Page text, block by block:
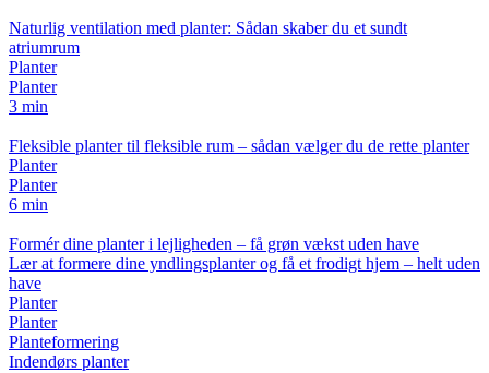
Naturlig ventilation med planter: Sådan skaber du et sundt
atriumrum
Planter
Planter
3 min
Fleksible planter til fleksible rum – sådan vælger du de rette planter
Planter
Planter
6 min
Formér dine planter i lejligheden – få grøn vækst uden have
Lær at formere dine yndlingsplanter og få et frodigt hjem – helt uden
have
Planter
Planter
Planteformering
Indendørs planter